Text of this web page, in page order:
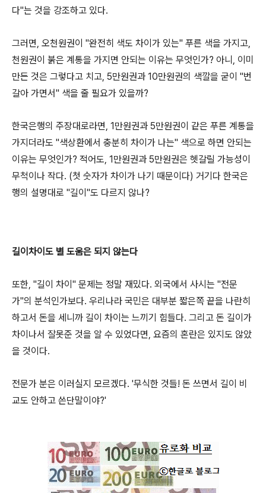
다"는 것을 강조하고 있다.
그러면, 오천원권이 "완전히 색도 차이가 있는" 푸른 색을 가지고,
천원권이 붉은 계통을 가지면 안되는 이유는 무엇인가? 아니, 이미
만든 것은 그렇다고 치고, 5만원권과 10만원권의 색깔을 굳이 "번
갈아 가면서" 색을 줄 필요가 있을까?
한국은행의 주장대로라면, 1만원권과 5만원권이 같은 푸른 계통을
가지더라도 "색상환에서 충분히 차이가 나는" 색으로 하면 안되는
이유는 무엇인가? 적어도, 1만원권과 5만원권은 헷갈릴 가능성이
무척이나 작다. (첫 숫자가 차이가 나기 때문이다) 거기다 한국은
행의 설명대로 "길이"도 다르지 않나?
길이차이도 별 도움은 되지 않는다
또한, "길이 차이" 문제는 정말 재밌다. 외국에서 사시는 "전문
가"의 분석인가보다. 우리나라 국민은 대부분 짧은쪽 끝을 나란히
하고서 돈을 세니까 길이 차이는 느끼기 힘들다. 그리고 돈 길이가
차이나서 잘못준 것을 알 수 있었다면, 요즘의 혼란은 있지도 않았
을 것이다.
전문가 분은 이러실지 모르겠다. '무식한 것들! 돈 쓰면서 길이 비
교도 안하고 쓴단말이야?'